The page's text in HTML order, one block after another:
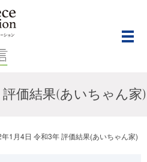
メ
評価結果(あいちゃん家)
1月4日 令和3年 評価結果(あいちゃん家)